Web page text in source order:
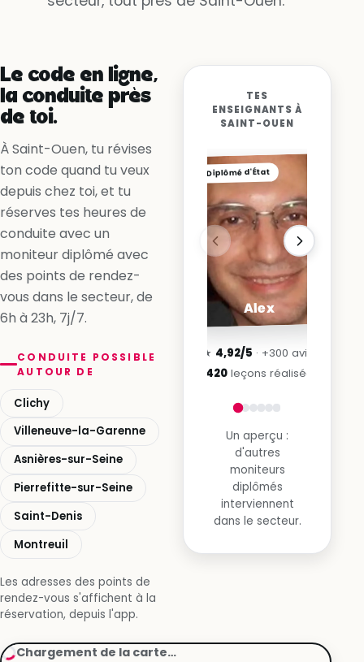
Oui, la voie est libre
Oui, en accélérant
Le code en ligne,
la conduite près
de toi.
À Saint-Ouen, tu révises
ton code quand tu veux
depuis chez toi, et tu
réserves tes heures de
conduite avec un
moniteur diplômé avec
des points de rendez-
vous dans le secteur, de
6h à 23h, 7j/7.
CONDUITE POSSIBLE
AUTOUR DE
Clichy
Villeneuve-la-Garenne
Asnières-sur-Seine
Pierrefitte-sur-Seine
Saint-Denis
Montreuil
Les adresses des points de
rendez-vous s'affichent à la
réservation, depuis l'app.
TES
ENSEIGNANTS À
SAINT-OUEN
Diplômé d'État
Alex
★ 4,92/5 · +300 avis
8 420leçons réalisées
Un aperçu :
d'autres
moniteurs
diplômés
interviennent
dans le secteur.
Chargement de la carte…